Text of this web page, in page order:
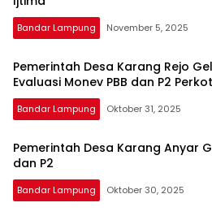
harga
iklan
yang
relatif
lebih
murah
dari
maupun
media
siber
lainnya,
Bandar Lampung November 5, 2025
Pemerintah Desa Karang Rejo
Evaluasi Monev PBB dan P2
Bandar Lampung Oktober 31, 2025
Pemerintah Desa Karang Anyar
dan P2
Bandar Lampung Oktober 30, 2025